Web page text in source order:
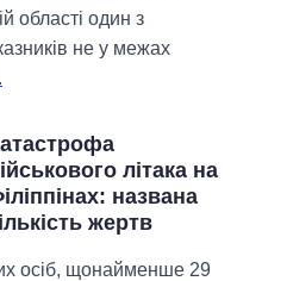
області один з
не у межах
літака на
названа
жертв
осіб, щонайменше 29